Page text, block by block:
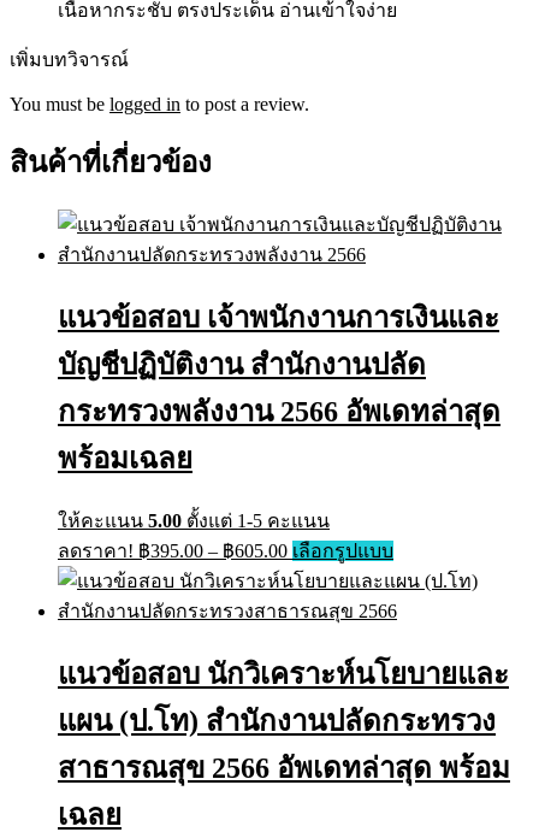
เนื้อหากระชับ ตรงประเด็น อ่านเข้าใจง่าย
เพิ่มบทวิจารณ์
You must be logged in to post a review.
สินค้าที่เกี่ยวข้อง
แนวข้อสอบ เจ้าพนักงานการเงินและ
บัญชีปฏิบัติงาน สำนักงานปลัด
กระทรวงพลังงาน 2566 อัพเดทล่าสุด
พร้อมเฉลย
ให้คะแนน 5.00 ตั้งแต่ 1-5 คะแนน
ลดราคา! ฿395.00 – ฿605.00 เลือกรูปแบบ
แนวข้อสอบ นักวิเคราะห์นโยบายและ
แผน (ป.โท) สำนักงานปลัดกระทรวง
สาธารณสุข 2566 อัพเดทล่าสุด พร้อม
เฉลย